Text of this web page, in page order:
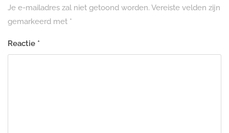
Je e-mailadres zal niet getoond worden. Vereiste velden zijn
gemarkeerd met *
Reactie *